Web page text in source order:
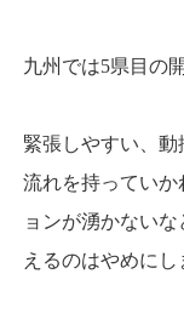
九州では5県目の
緊張しやすい、動
流れを持ってい
ョンが湧かない
えるのはやめにし